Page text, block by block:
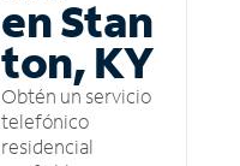
en Stan
ton, KY
Obtén un servicio
telefónico
residencial